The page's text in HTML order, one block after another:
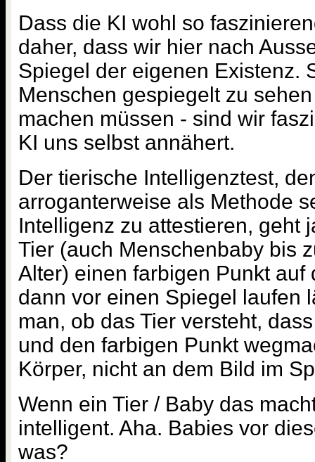
Dass die KI wohl so
daher, dass wir hier nach
Spiegel der eigenen Existenz.
Menschen gespiegelt zu
machen müssen - sind wir
KI uns selbst annähert.
Der tierische Intelligenztest,
arroganterweise als Methode
Intelligenz zu attestieren, geht
Tier (auch Menschenbaby bis
Alter) einen farbigen Punkt auf
dann vor einen Spiegel laufen
man, ob das Tier versteht,
und den farbigen Punkt
Körper, nicht an dem Bild im
Wenn ein Tier / Baby das
intelligent. Aha. Babies vor
was?